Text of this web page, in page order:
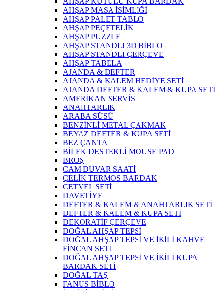
AHŞAP MASA İSİMLİĞİ
AHŞAP PALET TABLO
AHŞAP PEÇETELİK
AHŞAP PUZZLE
AHŞAP STANDLI 3D BİBLO
AHŞAP STANDLI ÇERÇEVE
AHŞAP TABELA
AJANDA & DEFTER
AJANDA & KALEM HEDİYE SETİ
AJANDA DEFTER & KALEM & KUPA SETİ
AMERİKAN SERVİS
ANAHTARLIK
ARABA SÜSÜ
BENZİNLİ METAL ÇAKMAK
BEYAZ DEFTER & KUPA SETİ
BEZ ÇANTA
BİLEK DESTEKLİ MOUSE PAD
BROŞ
CAM DUVAR SAATİ
ÇELİK TERMOS BARDAK
CETVEL SETİ
DAVETİYE
DEFTER & KALEM & ANAHTARLIK SETİ
DEFTER & KALEM & KUPA SETİ
DEKORATİF ÇERÇEVE
DOĞAL AHŞAP TEPSİ
DOĞAL AHŞAP TEPSİ VE İKİLİ KAHVE
FİNCAN SETİ
DOĞAL AHŞAP TEPSİ VE İKİLİ KUPA
BARDAK SETİ
DOĞAL TAŞ
FANUS BİBLO